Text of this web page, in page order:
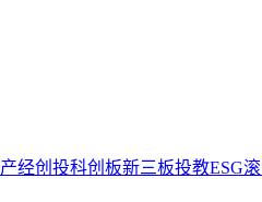
产经创投科创板新三板投教ESG